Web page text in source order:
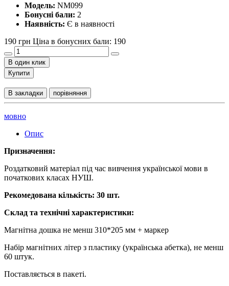
Модель: NM099
Бонусні бали: 2
Наявність: Є в наявності
190 грн Ціна в бонусних бали: 190
В один клик
Купити
В закладки порівняння
мовно
Опис
Призначення:
Роздатковий матеріал під час вивчення української мови в
початкових класах НУШ.
Рекомедована кількість: 30 шт.
Склад та технічні характеристики:
Магнітна дошка не менш 310*205 мм + маркер
Набір магнітних літер з пластику (українська абетка), не менш
60 штук.
Поставляється в пакеті.